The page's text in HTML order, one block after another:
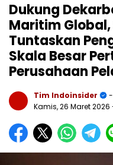
Dukung
Maritim
Tuntaskan
Skala Besar
Perusahaan
Tim Indoinsider
Kamis, 26 Maret 2026